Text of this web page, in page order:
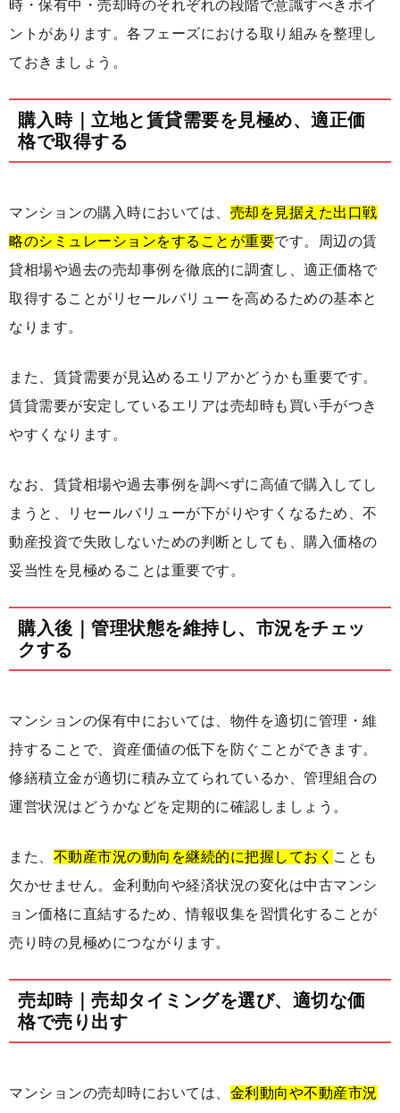
時・保有中・売却時のそれぞれの段階で意識すべきポイ
ントがあります。各フェーズにおける取り組みを整理し
ておきましょう。
購入時｜立地と賃貸需要を見極め、適正価
格で取得する
マンションの購入時においては、 売却を見据えた出口戦
略のシミュレーションをすることが重要です。周辺の賃
貸相場や過去の売却事例を徹底的に調査し、適正価格で
取得することがリセールバリューを高めるための基本と
なります。
また、賃貸需要が見込めるエリアかどうかも重要です。
賃貸需要が安定しているエリアは売却時も買い手がつき
やすくなります。
なお、賃貸相場や過去事例を調べずに高値で購入してし
まうと、リセールバリューが下がりやすくなるため、不
動産投資で失敗しないための判断としても、購入価格の
妥当性を見極めることは重要です。
購入後｜管理状態を維持し、市況をチェッ
クする
マンションの保有中においては、物件を適切に管理・維
持することで、資産価値の低下を防ぐことができます。
修繕積立金が適切に積み立てられているか、管理組合の
運営状況はどうかなどを定期的に確認しましょう。
また、 不動産市況の動向を継続的に把握しておく ことも
欠かせません。金利動向や経済状況の変化は中古マンシ
ョン価格に直結するため、情報収集を習慣化することが
売り時の見極めにつながります。
売却時｜売却タイミングを選び、適切な価
格で売り出す
マンションの売却時においては、 金利動向や不動産市況